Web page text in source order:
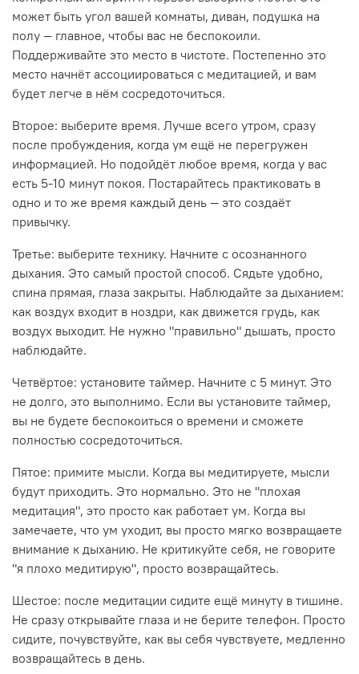
может быть угол вашей комнаты, диван, подушка на
полу — главное, чтобы вас не беспокоили.
Поддерживайте это место в чистоте. Постепенно это
место начнёт ассоциироваться с медитацией, и вам
будет легче в нём сосредоточиться.
Второе: выберите время. Лучше всего утром, сразу
после пробуждения, когда ум ещё не перегружен
информацией. Но подойдёт любое время, когда у вас
есть 5-10 минут покоя. Постарайтесь практиковать в
одно и то же время каждый день — это создаёт
привычку.
Третье: выберите технику. Начните с осознанного
дыхания. Это самый простой способ. Сядьте удобно,
спина прямая, глаза закрыты. Наблюдайте за дыханием:
как воздух входит в ноздри, как движется грудь, как
воздух выходит. Не нужно "правильно" дышать, просто
наблюдайте.
Четвёртое: установите таймер. Начните с 5 минут. Это
не долго, это выполнимо. Если вы установите таймер,
вы не будете беспокоиться о времени и сможете
полностью сосредоточиться.
Пятое: примите мысли. Когда вы медитируете, мысли
будут приходить. Это нормально. Это не "плохая
медитация", это просто как работает ум. Когда вы
замечаете, что ум уходит, вы просто мягко возвращаете
внимание к дыханию. Не критикуйте себя, не говорите
"я плохо медитирую", просто возвращайтесь.
Шестое: после медитации сидите ещё минуту в тишине.
Не сразу открывайте глаза и не берите телефон. Просто
сидите, почувствуйте, как вы себя чувствуете, медленно
возвращайтесь в день.